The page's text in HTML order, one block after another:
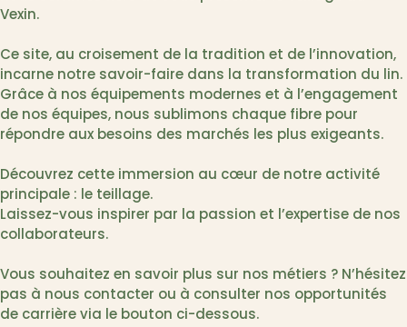
Vexin.
Ce site, au croisement de la tradition et de l’innovation,
incarne notre savoir-faire dans la transformation du lin.
Grâce à nos équipements modernes et à l’engagement
de nos équipes, nous sublimons chaque fibre pour
répondre aux besoins des marchés les plus exigeants.
Découvrez cette immersion au cœur de notre activité
principale : le teillage.
Laissez-vous inspirer par la passion et l’expertise de nos
collaborateurs.
Vous souhaitez en savoir plus sur nos métiers ? N’hésitez
pas à nous contacter ou à consulter nos opportunités
de carrière via le bouton ci-dessous.